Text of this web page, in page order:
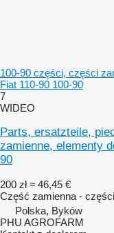
100-90 części, części
Fiat 110-90 100-90
7
WIDEO
Parts, ersatzteile,
zamienne, elementy
90
200 zł ≈ 46,45 €
Część zamienna -
Polska, Byków
PHU AGROFARM